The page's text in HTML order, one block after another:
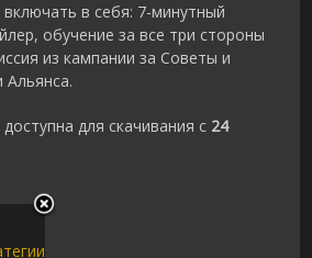
в себя: 7-минутный
обучение за все три стороны
из кампании за Советы и
Альянса.
для скачивания с 24